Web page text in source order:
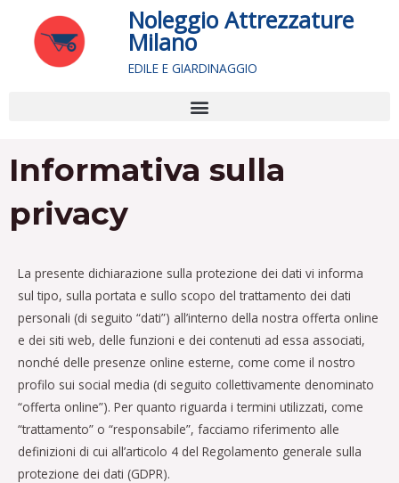
contenuto
Noleggio Attrezzature
Milano
EDILE E GIARDINAGGIO
Menu
Informativa sulla
privacy
La presente dichiarazione sulla protezione dei dati vi informa
sul tipo, sulla portata e sullo scopo del trattamento dei dati
personali (di seguito “dati”) all’interno della nostra offerta online
e dei siti web, delle funzioni e dei contenuti ad essa associati,
nonché delle presenze online esterne, come come il nostro
profilo sui social media (di seguito collettivamente denominato
“offerta online”). Per quanto riguarda i termini utilizzati, come
“trattamento” o “responsabile”, facciamo riferimento alle
definizioni di cui all’articolo 4 del Regolamento generale sulla
protezione dei dati (GDPR).